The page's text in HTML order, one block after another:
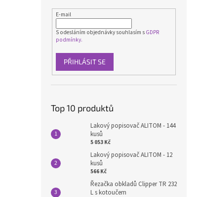
E-mail
S odesláním objednávky souhlasím sGDPR
podmínky.
PŘIHLÁSIT SE
Top 10 produktů
Lakový popisovač ALITOM - 144
kusů
5 053 Kč
Lakový popisovač ALITOM - 12
kusů
566 Kč
Řezačka obkladů Clipper TR 232
L s kotoučem